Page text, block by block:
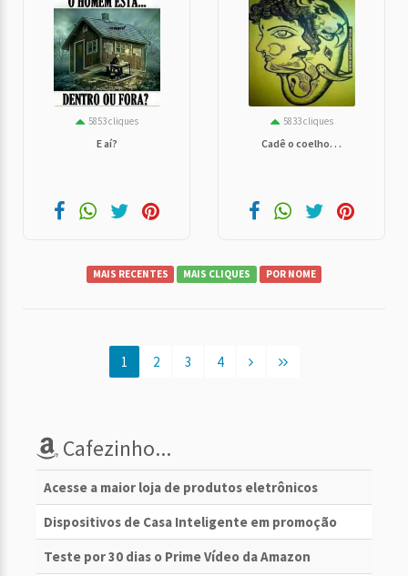
5853 cliques
E aí?
5833 cliques
Cadê o coelho. . .
MAIS RECENTES MAIS CLIQUES POR NOME
1 2 3 4
Cafezinho...
Acesse a maior loja de produtos eletrônicos
Dispositivos de Casa Inteligente em promoção
Teste por 30 dias o Prime Vídeo da Amazon